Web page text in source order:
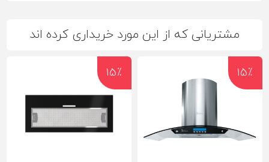
مشتریانی که از این مورد خریداری کرده اند
15٪ 15٪